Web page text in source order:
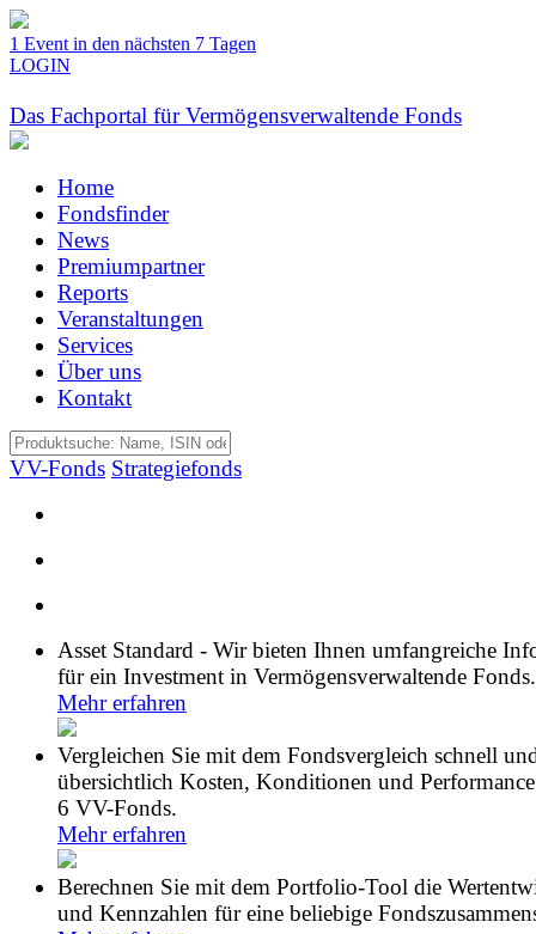
1 Event in den nächsten 7 Tagen
LOGIN
Das Fachportal für Vermögensverwaltende Fonds
Home
Fondsfinder
News
Premiumpartner
Reports
Veranstaltungen
Services
Über uns
Kontakt
VV-Fonds Strategiefonds
Asset Standard - Wir bieten Ihnen umfangreiche
für ein Investment in Vermögensverwaltende Fonds.
Mehr erfahren
Vergleichen Sie mit dem Fondsvergleich schnell
übersichtlich Kosten, Konditionen und
6 VV-Fonds.
Mehr erfahren
Berechnen Sie mit dem Portfolio-Tool die
und Kennzahlen für eine beliebige